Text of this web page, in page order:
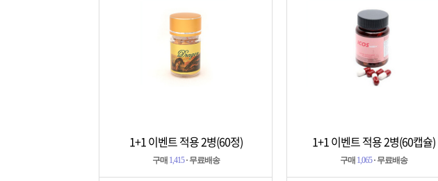
상세보기 담기
1+1 이벤트 적용 2병(60정)
구매 1,415· 무료배송
상세보기 담기
1+1 이벤트 적용 2병(60캡슐)
구매 1,065· 무료배송